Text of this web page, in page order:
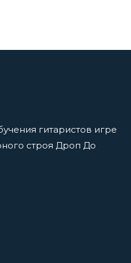
Фа, Соль, Ля, Си —
гитаристов игре
строя Дроп До